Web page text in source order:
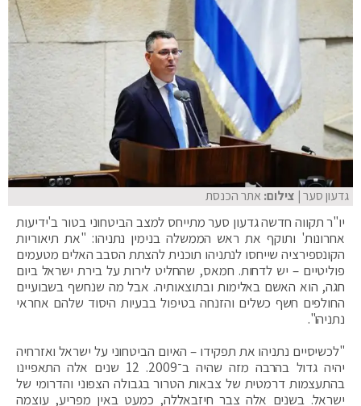
גדעון סער| צילום: אתר הכנסת
יו"ר תקווה חדשה גדעון סער מתייחס למצב הביטחוני בטור ב'ידיעות
אחרונות' ותוקף את ראש הממשלה בנימין נתניהו: "את תיאוריות
הקונספירציה שייחסו לנתניהו תוכנית להצתת הסבב האלים מטעמים
פוליטיים – יש לדחות. חמאס, שהחליט לירות על בירת ישראל ביום
חגה, הוא האשם באלימות ובתוצאותיה. אבל מה שנחשף בשבועיים
החולפים חשף כשלים והזנחה בטיפול בבעיות היסוד שלהם אחראי
נתניהו".
"לכשיסיים נתניהו את תפקידו – האיום הביטחוני על ישראל ואזרחיה
יהיה גדול בהרבה מזה שהיה ב־2009. 12 שנים אלה התאפיינו
בהתעצמות דרמטית של צבאות הטרור בגבולה הצפוני והדרומי של
ישראל. בשנים אלה צבר חיזבאללה, כמעט באין מפריע, עוצמה